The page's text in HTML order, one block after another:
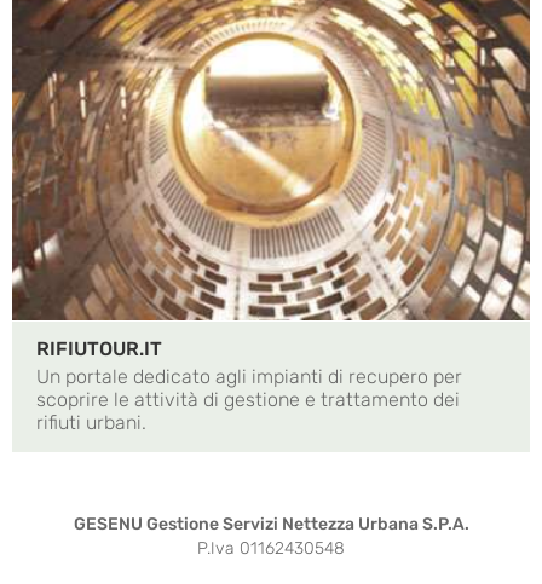
RIFIUTOUR.IT
Un portale dedicato agli impianti di recupero per
scoprire le attività di gestione e trattamento dei
rifiuti urbani.
GESENU Gestione Servizi Nettezza Urbana S.P.A.
P.Iva 01162430548